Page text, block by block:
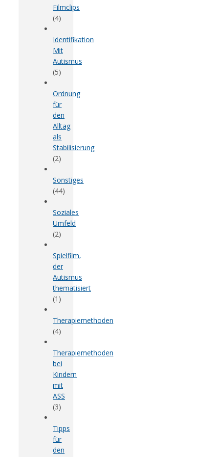
Filmclips
(4)
Identifikation
Mit
Autismus
(5)
Ordnung
für
den
Alltag
als
Stabilisierung
(2)
Sonstiges
(44)
Soziales
Umfeld
(2)
Spielfilm,
der
Autismus
thematisiert
(1)
Therapiemethoden
(4)
Therapiemethoden
bei
Kindern
mit
ASS
(3)
Tipps
für
den